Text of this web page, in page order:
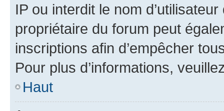
IP ou interdit le nom
propriétaire du forum peut
inscriptions afin d’empêcher
Pour plus d’informations,
Haut